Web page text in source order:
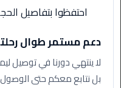
القاهرة
ليموزين
العجوزه
احتفظوا بتفاصيل
دعم مستمر طوال
لا ينتهي دورنا في توصيل
بل نتابع معكم حتى